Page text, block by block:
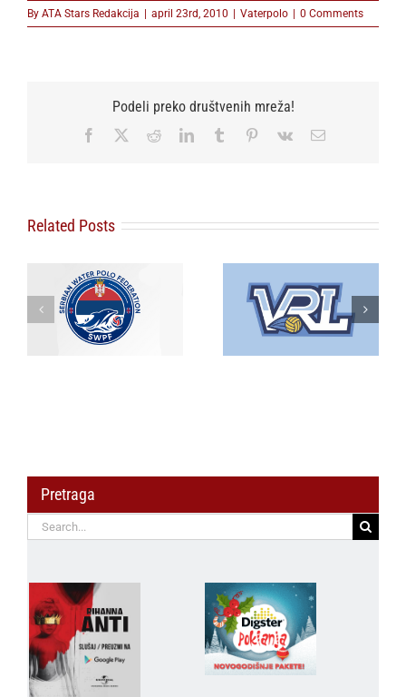
By ATA Stars Redakcija | april 23rd, 2010 | Vaterpolo | 0 Comments
Podeli preko društvenih mreža!
Facebook RedditLinkedInTumblr Pinterest
Vk Email
Related Posts
Vaterpolo
regionalna liga
(VRL) biće
nastavljena i u
Srbija protiv
Mađarske na startu
Pretraga
Search
for: